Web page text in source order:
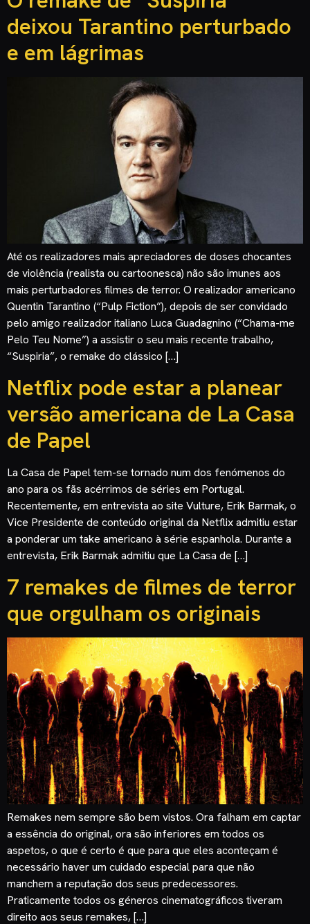
deixou Tarantino perturbado
e em lágrimas
Até os realizadores mais apreciadores de doses chocantes
de violência (realista ou cartoonesca) não são imunes aos
mais perturbadores filmes de terror. O realizador americano
Quentin Tarantino (“Pulp Fiction”), depois de ser convidado
pelo amigo realizador italiano Luca Guadagnino (“Chama-me
Pelo Teu Nome”) a assistir o seu mais recente trabalho,
“Suspiria”, o remake do clássico […]
Netflix pode estar a planear
versão americana de La Casa
de Papel
La Casa de Papel tem-se tornado num dos fenómenos do
ano para os fãs acérrimos de séries em Portugal.
Recentemente, em entrevista ao site Vulture, Erik Barmak, o
Vice Presidente de conteúdo original da Netflix admitiu estar
a ponderar um take americano à série espanhola. Durante a
entrevista, Erik Barmak admitiu que La Casa de […]
7 remakes de filmes de terror
que orgulham os originais
Remakes nem sempre são bem vistos. Ora falham em captar
a essência do original, ora são inferiores em todos os
aspetos, o que é certo é que para que eles aconteçam é
necessário haver um cuidado especial para que não
manchem a reputação dos seus predecessores.
Praticamente todos os géneros cinematográficos tiveram
direito aos seus remakes, […]